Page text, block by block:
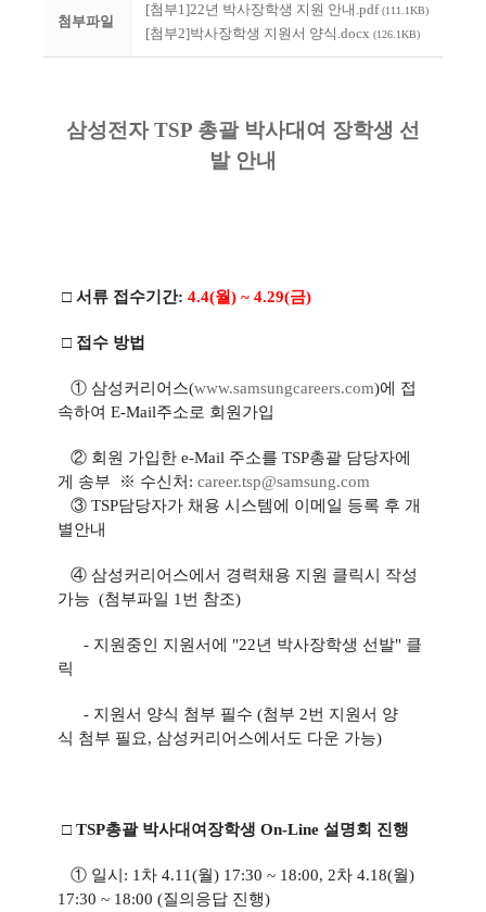
첨부파일
[첨부1]22년 박사장학생 지원 안내.pdf(111.1KB)
[첨부2]박사장학생 지원서 양식.docx (126.1KB)
삼성전자 TSP 총괄 박사대여 장학생 선
발 안내
□ 서류 접수기간: 4.4(월) ~ 4.29(금)
□ 접수 방법
① 삼성커리어스(www.samsungcareers.com)에 접
속하여 E-Mail주소로 회원가입
② 회원 가입한 e-Mail 주소를 TSP총괄 담당자에
게 송부 ※ 수신처: career.tsp@samsung.com
③ TSP담당자가 채용 시스템에 이메일 등록 후 개
별안내
④ 삼성커리어스에서 경력채용 지원 클릭시 작성
가능 (첨부파일 1번 참조)
- 지원중인 지원서에 "22년 박사장학생 선발" 클
릭
- 지원서 양식 첨부 필수 (첨부 2번 지원서 양
식 첨부 필요, 삼성커리어스에서도 다운 가능)
□ TSP총괄 박사대여장학생 On-Line 설명회 진행
① 일시: 1차 4.11(월) 17:30 ~ 18:00, 2차 4.18(월)
17:30 ~ 18:00 (질의응답 진행)